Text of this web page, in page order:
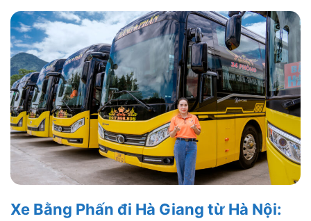
Xe Bằng Phấn đi Hà Giang từ Hà Nội: